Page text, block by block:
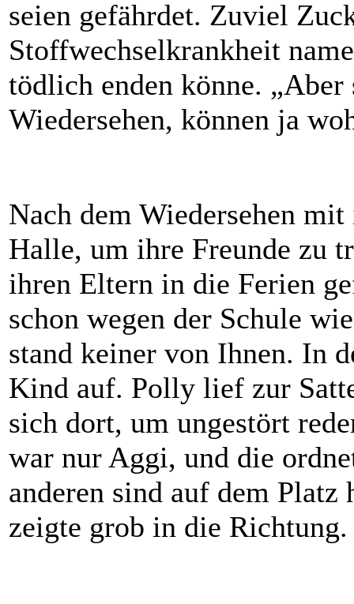
seien gefährdet. Zuviel
Stoffwechselkrankheit
tödlich enden könne.
Wiedersehen, können ja
Nach dem Wiedersehen
Halle, um ihre Freunde zu
ihren Eltern in die Ferien
schon wegen der Schule
stand keiner von Ihnen. In
Kind auf. Polly lief zur
sich dort, um ungestört
war nur Aggi, und die
anderen sind auf dem
zeigte grob in die Richtung.